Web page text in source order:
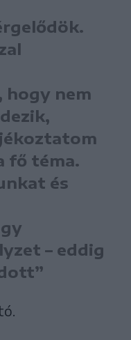
hogy nem
fő téma.
és
– eddig